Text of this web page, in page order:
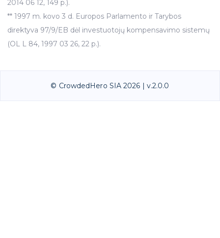
2014 06 12, 149 p.).
** 1997 m. kovo 3 d. Europos Parlamento ir Tarybos
direktyva 97/9/EB dėl investuotojų kompensavimo sistemų
(OL L 84, 1997 03 26, 22 p.).
© CrowdedHero SIA 2026 | v.2.0.0